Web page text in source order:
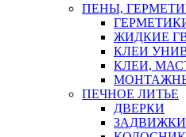
ПЕНЫ,
ЖИДКИЕ
КЛЕИ
КЛЕИ,
ПЕЧНОЕ ЛИТЬЕ
ДВЕРКИ
ЗАДВИЖКИ